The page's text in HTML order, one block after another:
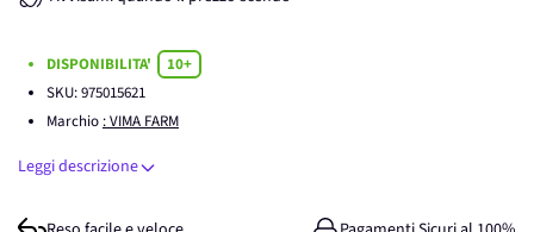
DISPONIBILITA'
10+
SKU:975015621
Marchio : VIMA FARM
Leggi descrizione